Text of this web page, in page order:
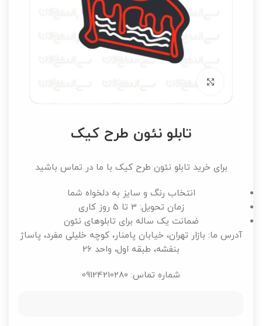
تابلو نئون طرح کیک
برای خرید تابلو نئون طرح کیک با ما در تماس باشید
انتخاب رنگ و سایز به دلخواه شما
زمان تحویل: 3 تا 5 روز کاری
ضمانت یک ساله برای تابلوهای نئون
آدرس ما: بازار تهران، خیابان پامنار، کوچه خلیلی مفرد، پاساژ
بنفشه، طبقه اول، واحد 26
شماره تماس: 09124210280